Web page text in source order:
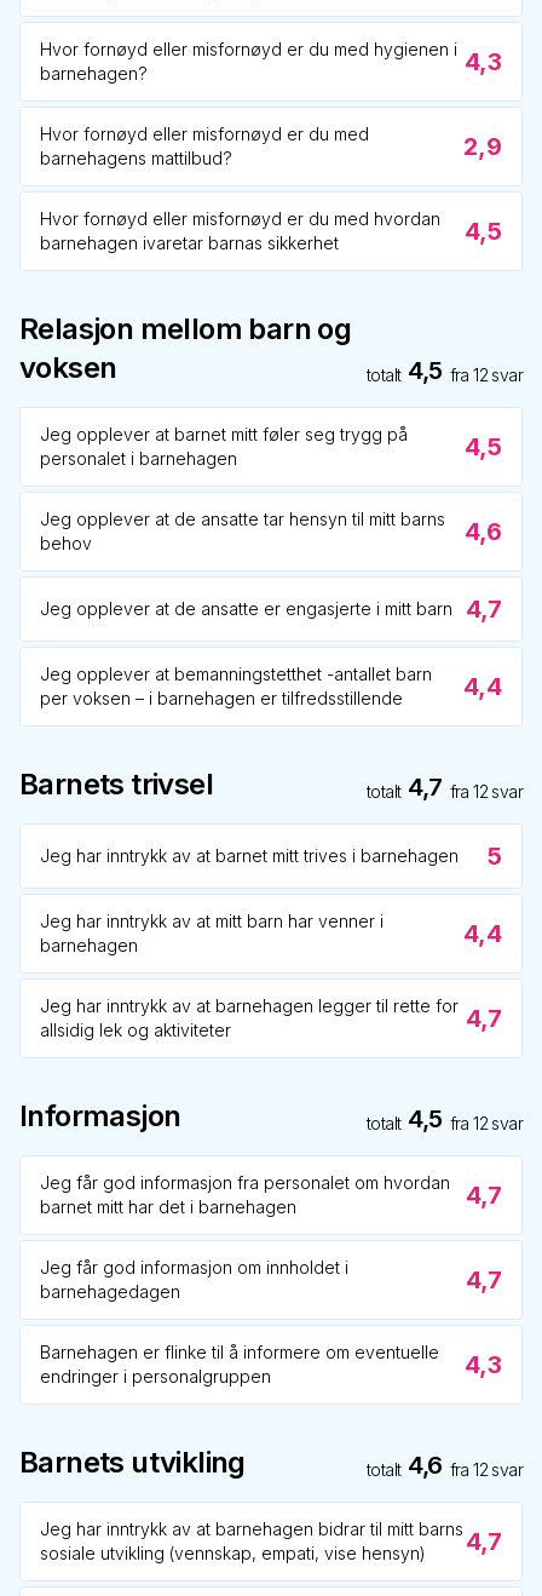
Hvor fornøyd eller misfornøyd er du med hygienen i
barnehagen?
4,3
Hvor fornøyd eller misfornøyd er du med
barnehagens mattilbud?
2,9
Hvor fornøyd eller misfornøyd er du med hvordan
barnehagen ivaretar barnas sikkerhet
4,5
Relasjon mellom barn og
voksen
totalt 4,5 fra12 svar
Jeg opplever at barnet mitt føler seg trygg på
personalet i barnehagen
4,5
Jeg opplever at de ansatte tar hensyn til mitt barns
behov
4,6
Jeg opplever at de ansatte er engasjerte i mitt barn 4,7
Jeg opplever at bemanningstetthet -antallet barn
per voksen – i barnehagen er tilfredsstillende
4,4
Barnets trivsel totalt 4,7 fra12 svar
Jeg har inntrykk av at barnet mitt trives i barnehagen 5
Jeg har inntrykk av at mitt barn har venner i
barnehagen
4,4
Jeg har inntrykk av at barnehagen legger til rette for
allsidig lek og aktiviteter
4,7
Informasjon totalt 4,5 fra12 svar
Jeg får god informasjon fra personalet om hvordan
barnet mitt har det i barnehagen
4,7
Jeg får god informasjon om innholdet i
barnehagedagen
4,7
Barnehagen er flinke til å informere om eventuelle
endringer i personalgruppen
4,3
Barnets utvikling totalt 4,6 fra12 svar
Jeg har inntrykk av at barnehagen bidrar til mitt barns
sosiale utvikling (vennskap, empati, vise hensyn)
4,7